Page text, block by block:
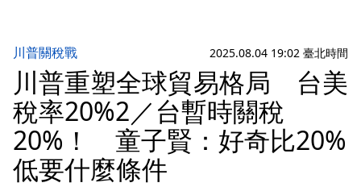
川普關稅戰 2025.08.04 19:02 臺北時間
川普重塑全球貿易格局 台美
稅率20%2／台暫時關稅
20%！ 童子賢：好奇比20%
低要什麼條件